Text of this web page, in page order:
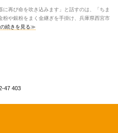
再び命を吹き込みます」と話すのは、「ちま
や銀粉をまく金継ぎを手掛け、兵庫県西宮市
続きを見る≫
47 403